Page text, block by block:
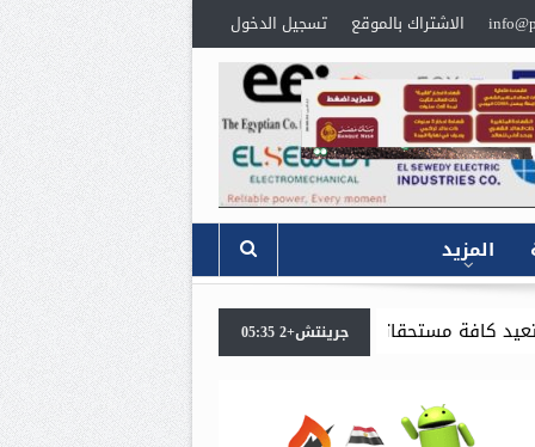
الاشتراك بالموقع تسجيل الدخول
المزيد
د. محمد سعيد رضوان يكشف عن استراتيجية
جرينتش+2 05:35